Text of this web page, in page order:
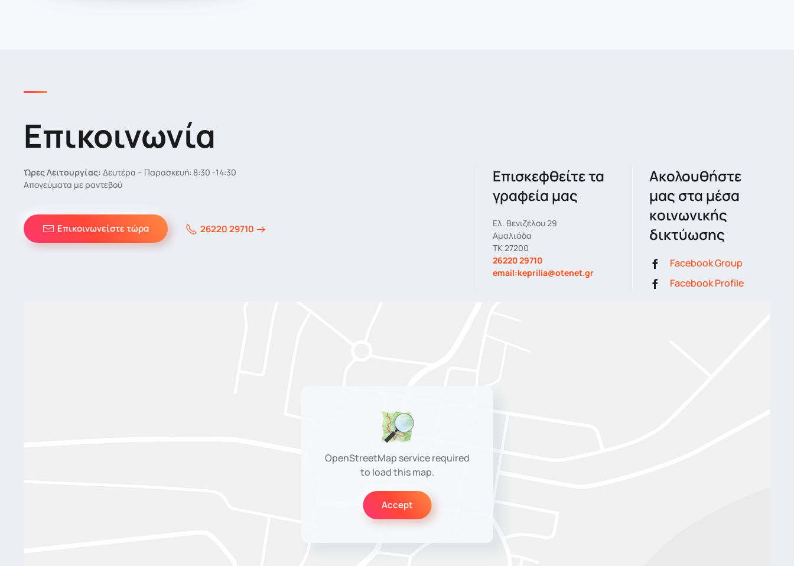
Επικοινωνία
Ώρες Λειτουργίας: Δευτέρα – Παρασκευή: 8:30 -14:30
Απογεύματα με ραντεβού
Επικοινωνείστε τώρα 26220 29710
Επισκεφθείτε τα
γραφεία μας
Ελ. Βενιζέλου 29
Αμαλιάδα
ΤΚ 27200
26220 29710
email:keprilia@otenet.gr
Ακολουθήστε
μας στα μέσα
κοινωνικής
δικτύωσης
Facebook Group
Facebook Profile
OpenStreetMap service required
to load this map.
Accept